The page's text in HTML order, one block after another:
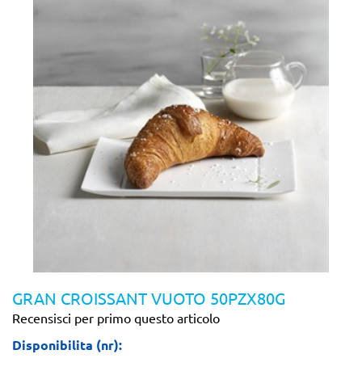
GRAN CROISSANT VUOTO 50PZX80G
Recensisci per primo questo articolo
Disponibilita (nr):